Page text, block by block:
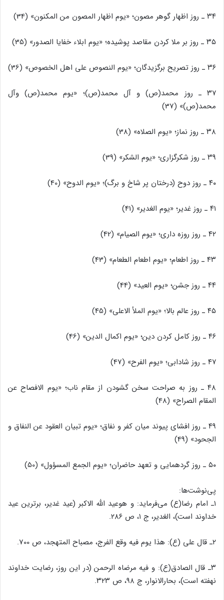
۳۴ ـ روز اظهار گوهر مصون؛ «یوم اظهار المصون من المکنون» (34)
۳۵ ـ روز بر ملا کردن مقاصد پوشیده؛ «یوم ابلاء خفایا الصدور» (35)
۳۶ ـ روز تصریح برگزیدگان؛ «یوم النصوص علی اهل الخصوص» (36)
۳۷ ـ روز محمد(ص) و آل محمد(ص)؛ «یوم محمد(ص) وآل
محمد(ص)» (37)
۳۸ ـ روز نماز؛ «یوم الصلاه» (38)
۳۹ ـ روز شکرگزاری؛ «یوم الشکر» (39)
۴۰ ـ روز دوح (درختان پر شاخ و برگ)؛ «یوم الدوح» (40)
۴۱ ـ روز غدیر؛ «یوم الغدیر» (41)
۴۲ ـ روز روزه‌ داری؛ «یوم الصیام» (42)
۴۳ ـ روز اطعام؛ «یوم اطعام الطعام» (43)
۴۴ ـ روز جشن؛ «یوم العید» (44)
۴۵ ـ روز عالم بالا؛ «یوم الملأ الاعلی» (45)
۴۶ ـ روز کامل کردن دین؛ «یوم اکمال الدین» (46)
۴۷ ـ روز شادابی؛ «یوم الفرح» (47)
۴۸ ـ روز به صراحت سخن گشودن از مقام ناب؛ «یوم الافصاح عن
المقام الصراح» (48)
۴۹ ـ روز افشای پیوند میان کفر و نفاق؛ «یوم تبیان العقود عن النفاق و
الجحود» (49)
۵۰ ـ روز گردهمایی و تعهد حاضران؛ «یوم الجمع المسؤول» (50)
پی‌نوشت‌ها:
۱ـ امام رضا(ع) می‌فرماید: و هوعید الله الاکبر (عید غدیر، برترین عید
خداوند است)، الغدیر، ج ۱، ص ۲۸۶.
۲ـ قال علی (ع): هذا یوم فیه وقع الفرج، مصباح المتهجد، ص‌ 700.
۳ـ قال الصادق(ع): و فیه مرضاه الرحمن (در این روز، رضایت خداوند
نهفته است)، بحارالانوار، ج ۹۸، ص ۳۲۳.